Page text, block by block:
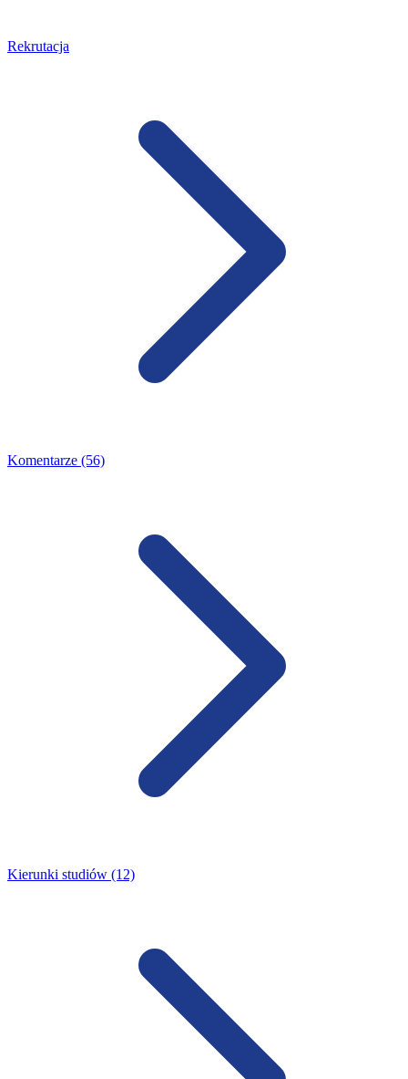
Rekrutacja
Komentarze (56)
Kierunki studiów (12)